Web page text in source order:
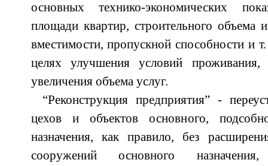
основных технико-экономических
площади квартир, строительного объема
вместимости, пропускной способности и
целях улучшения условий проживания,
увеличения объема услуг.
“Реконструкция предприятия” -
цехов и объектов основного,
назначения, как правило, без
сооружений основного